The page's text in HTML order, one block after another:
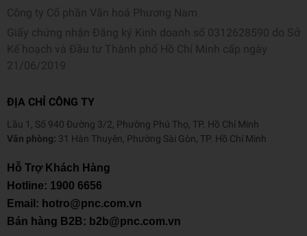
Công ty Cổ phần Văn hoá Phương Nam
Giấy chứng nhận Đăng ký Kinh doanh số 0312628590 do Sở
Kế hoạch và Đầu tư Thành phố Hồ Chí Minh cấp ngày
21/06/2019
ĐỊA CHỈ CÔNG TY
Lầu 1, Số 940 Đường 3/2, Phường Phú Thọ, TP. Hồ Chí Minh
Văn phòng: 31 Hàn Thuyên, Phường Sài Gòn, TP. Hồ Chí Minh
Hỗ Trợ Khách Hàng
Hotline: 1900 6656
Email: hotro@pnc.com.vn
Bán hàng B2B: b2b@pnc.com.vn